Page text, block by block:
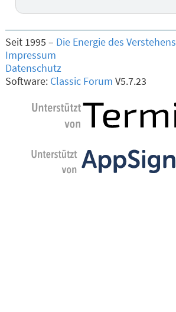
Seit 1995 – Die Energie des Verstehens
Impressum
Datenschutz
Software: Classic Forum V5.7.23